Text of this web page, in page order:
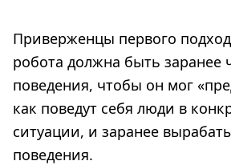
Приверженцы первого
робота должна быть заранее
поведения, чтобы он мог
как поведут себя люди в
ситуации, и заранее
поведения.